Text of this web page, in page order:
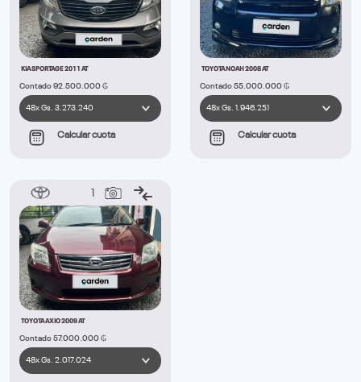
KIA SPORTAGE 2011 AT
Contado 92.500.000 ₲
Calcular cuota
TOYOTA NOAH 2008 AT
Contado 55.000.000 ₲
Calcular cuota
TOYOTA AXIO 2009 AT
Contado 57.000.000 ₲